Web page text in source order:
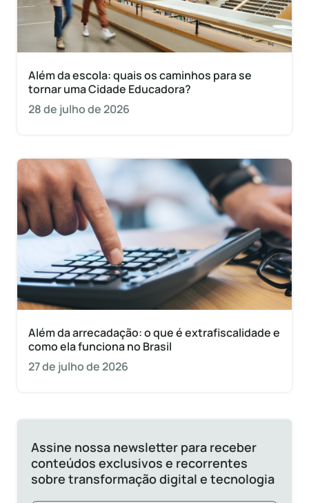
Além da escola: quais os caminhos para se
tornar uma Cidade Educadora?
28 de julho de 2026
Além da arrecadação: o que é extrafiscalidade e
como ela funciona no Brasil
27 de julho de 2026
Assine nossa newsletter para receber
conteúdos exclusivos e recorrentes
sobre transformação digital e tecnologia